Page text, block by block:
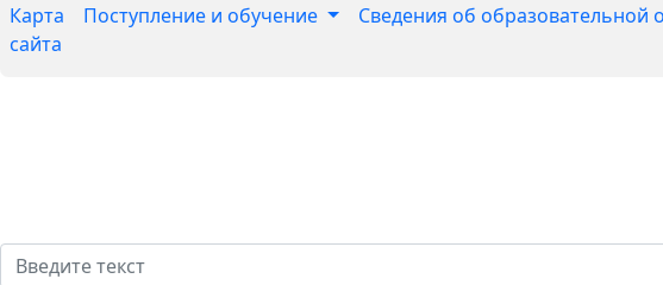
Карта
сайта
Поступление и обучение Сведения об образовательной